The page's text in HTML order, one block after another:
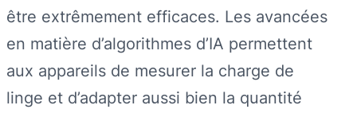
être extrêmement efficaces. Les avancées
en matière d’algorithmes d’IA permettent
aux appareils de mesurer la charge de
linge et d’adapter aussi bien la quantité